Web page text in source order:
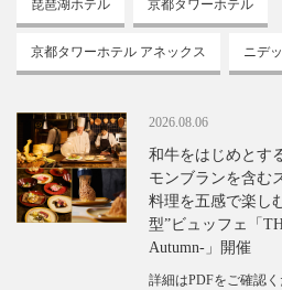
琵琶湖ホテル 京都タワーホテル
京都タワーホテル アネックス ニデ
2026.08.06
和牛をはじめとす
モンブランを含む
料理を五感で楽し
型”ビュッフェ「
Autumn-」開催
詳細はPDFをご確認